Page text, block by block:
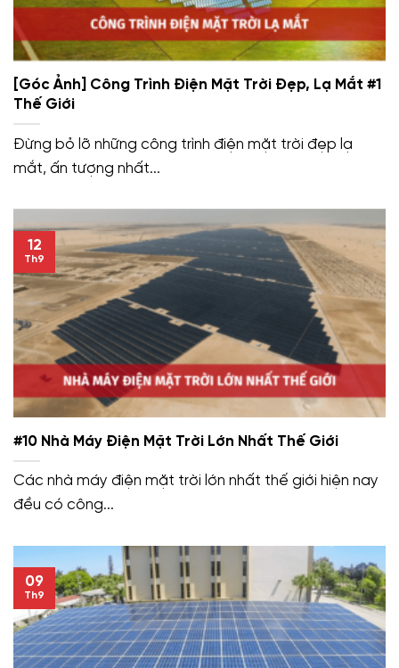
[Góc Ảnh] Công Trình Điện Mặt Trời Đẹp, Lạ Mắt #1
Thế Giới
Đừng bỏ lỡ những công trình điện mặt trời đẹp lạ
mắt, ấn tượng nhất...
#10 Nhà Máy Điện Mặt Trời Lớn Nhất Thế Giới
Các nhà máy điện mặt trời lớn nhất thế giới hiện nay
đều có công...
12
Th9
09
Th9